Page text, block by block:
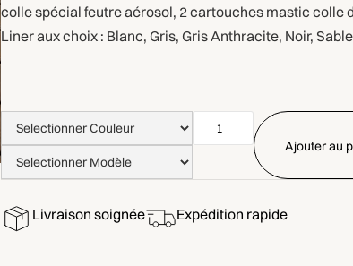
colle spécial feutre aérosol, 2 cartouches mastic colle
Liner aux choix : Blanc, Gris, Gris Anthracite, Noir,
Livraison soignée Expédition rapide